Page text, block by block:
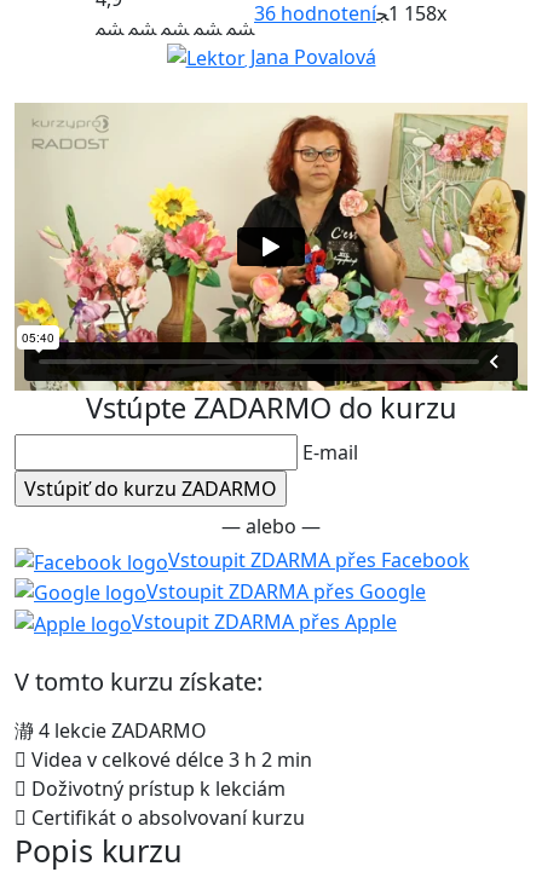
36 hodnotení 1 158x
Jana Povalová
Vstúpte ZADARMO do kurzu
E-mail
— alebo —
Vstoupit ZDARMA přes Facebook
Vstoupit ZDARMA přes Google
Vstoupit ZDARMA přes Apple
V tomto kurzu získate:
4 lekcie ZADARMO
Videa v celkové délce 3 h 2 min
Doživotný prístup k lekciám
Certifikát o absolvovaní kurzu
Popis kurzu